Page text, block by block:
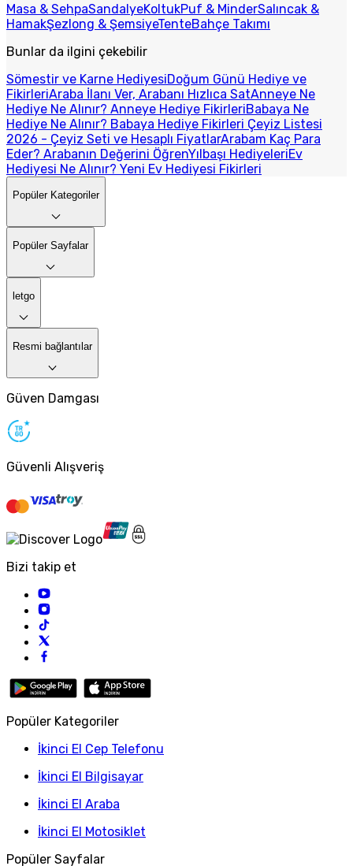
Masa & SehpaSandalyeKoltukPuf & MinderSalıncak &
HamakŞezlong & ŞemsiyeTenteBahçe Takımı
Bunlar da ilgini çekebilir
Sömestir ve Karne HediyesiDoğum Günü Hediye ve
FikirleriAraba İlanı Ver, Arabanı Hızlıca SatAnneye Ne
Hediye Ne Alınır? Anneye Hediye FikirleriBabaya Ne
Hediye Ne Alınır? Babaya Hediye Fikirleri Çeyiz Listesi
2026 - Çeyiz Seti ve Hesaplı FiyatlarArabam Kaç Para
Eder? Arabanın Değerini ÖğrenYılbaşı HediyeleriEv
Hediyesi Ne Alınır? Yeni Ev Hediyesi Fikirleri
Popüler Kategoriler
Popüler Sayfalar
letgo
Resmi bağlantılar
Güven Damgası
Güvenli Alışveriş
Bizi takip et
Popüler Kategoriler
İkinci El Cep Telefonu
İkinci El Bilgisayar
İkinci El Araba
İkinci El Motosiklet
Popüler Sayfalar